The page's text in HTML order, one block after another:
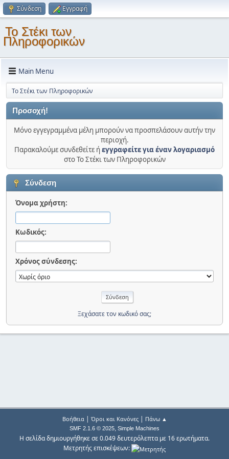
Σύνδεση Εγγραφή
Το Στέκι των
Πληροφορικών
Main Menu
Το Στέκι των Πληροφορικών
Προσοχή!
Μόνο εγγεγραμμένα μέλη μπορούν να προσπελάσουν αυτήν την
περιοχή.
Παρακαλούμε συνδεθείτε ήεγγραφείτε για έναν λογαριασμό
στο Το Στέκι των Πληροφορικών
Σύνδεση
Όνομα χρήστη:
Κωδικός:
Χρόνος σύνδεσης:
Ξεχάσατε τον κωδικό σας;
Βοήθεια| Όροι και Κανόνες| Πάνω ▲
SMF 2.1.6 © 2025, Simple Machines
Η σελίδα δημιουργήθηκε σε 0.049 δευτερόλεπτα με 16 ερωτήματα.
Μετρητής επισκέψεων: